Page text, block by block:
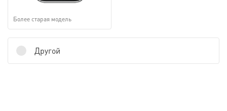
Более старая модель
Другой